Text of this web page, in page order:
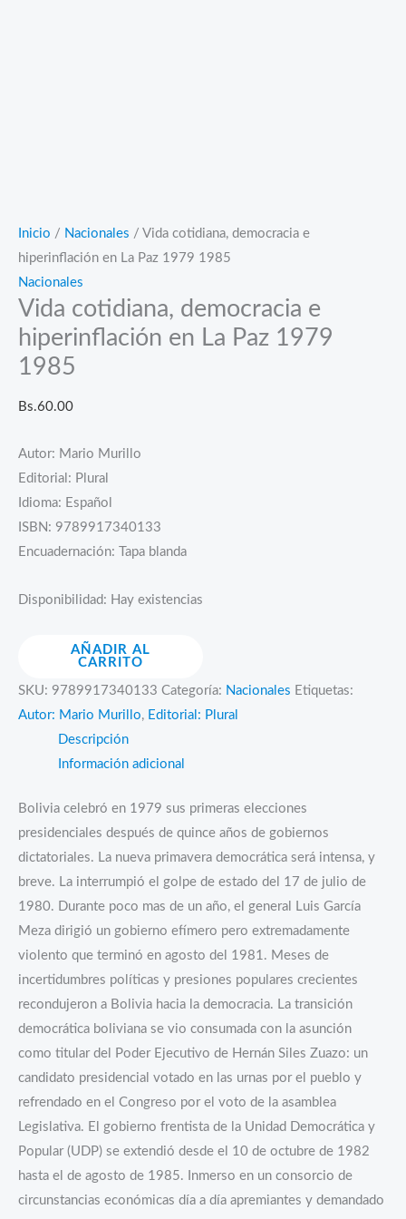
Inicio / Nacionales / Vida cotidiana, democracia e
hiperinflación en La Paz 1979 1985
Nacionales
Vida cotidiana, democracia e
hiperinflación en La Paz 1979
1985
Bs.60.00
Autor: Mario Murillo
Editorial: Plural
Idioma: Español
ISBN: 9789917340133
Encuadernación: Tapa blanda
Disponibilidad: Hay existencias
democracia
e
hiperinflación
1979
AÑADIR AL
CARRITO
SKU: 9789917340133 Categoría: Nacionales Etiquetas:
Autor: Mario Murillo, Editorial: Plural
Descripción
Información adicional
Bolivia celebró en 1979 sus primeras elecciones
presidenciales después de quince años de gobiernos
dictatoriales. La nueva primavera democrática será intensa, y
breve. La interrumpió el golpe de estado del 17 de julio de
1980. Durante poco mas de un año, el general Luis García
Meza dirigió un gobierno efímero pero extremadamente
violento que terminó en agosto del 1981. Meses de
incertidumbres políticas y presiones populares crecientes
recondujeron a Bolivia hacia la democracia. La transición
democrática boliviana se vio consumada con la asunción
como titular del Poder Ejecutivo de Hernán Siles Zuazo: un
candidato presidencial votado en las urnas por el pueblo y
refrendado en el Congreso por el voto de la asamblea
Legislativa. El gobierno frentista de la Unidad Democrática y
Popular (UDP) se extendió desde el 10 de octubre de 1982
hasta el de agosto de 1985. Inmerso en un consorcio de
circunstancias económicas día a día apremiantes y demandado